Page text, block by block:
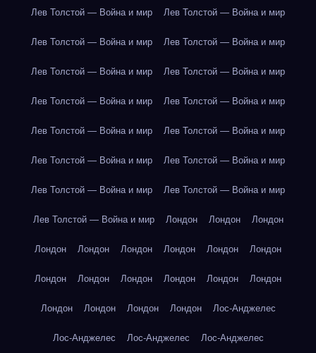
Лев Толстой — Война и мир Лев Толстой — Война и мир
Лев Толстой — Война и мир Лев Толстой — Война и мир
Лев Толстой — Война и мир Лев Толстой — Война и мир
Лев Толстой — Война и мир Лев Толстой — Война и мир
Лев Толстой — Война и мир Лев Толстой — Война и мир
Лев Толстой — Война и мир Лев Толстой — Война и мир
Лев Толстой — Война и мир Лев Толстой — Война и мир
Лев Толстой — Война и мир Лондон Лондон Лондон
Лондон Лондон Лондон Лондон Лондон Лондон
Лондон Лондон Лондон Лондон Лондон Лондон
Лондон Лондон Лондон Лондон Лос-Анджелес
Лос-Анджелес Лос-Анджелес Лос-Анджелес